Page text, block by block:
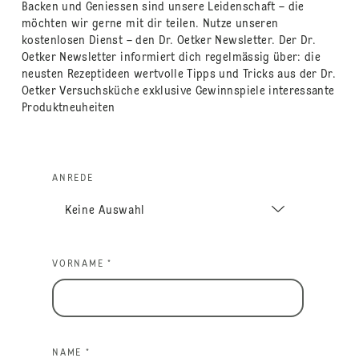
Backen und Geniessen sind unsere Leidenschaft – die
möchten wir gerne mit dir teilen. Nutze unseren
kostenlosen Dienst – den Dr. Oetker Newsletter. Der Dr.
Oetker Newsletter informiert dich regelmässig über: die
neusten Rezeptideen wertvolle Tipps und Tricks aus der Dr.
Oetker Versuchsküche exklusive Gewinnspiele interessante
Produktneuheiten
ANREDE
VORNAME *
NAME *